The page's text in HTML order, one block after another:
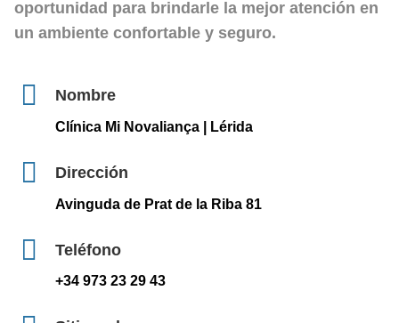
oportunidad para brindarle la mejor atención en
un ambiente confortable y seguro.
Nombre
Clínica Mi Novaliança | Lérida
Dirección
Avinguda de Prat de la Riba 81
Teléfono
+34 973 23 29 43